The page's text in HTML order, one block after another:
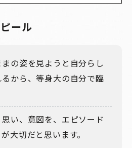
ール
の姿を見ようと自分らし
から、等身大の自分で臨
い、意図を、エピソード
大切だと思います。